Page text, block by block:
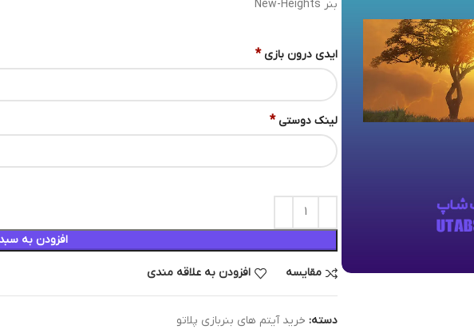
بنر New-Heights
ایدی درون بازی *
لینک دوستی *
افزودن به
مقایسه افزودن به علاقه مندی
دسته: خرید آیتم های بنربازی پلاتو